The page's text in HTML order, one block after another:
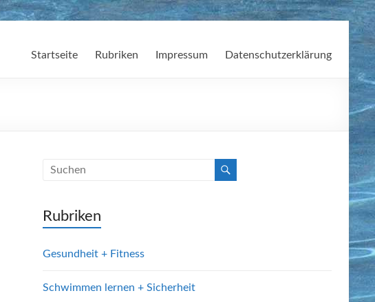
Startseite Rubriken Impressum Datenschutzerklärung
Rubriken
Gesundheit + Fitness
Schwimmen lernen + Sicherheit